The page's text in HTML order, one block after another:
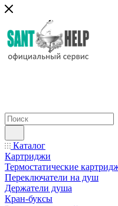
Каталог
Картриджи
Термостатические
Переключатели на душ
Держатели душа
Кран-буксы